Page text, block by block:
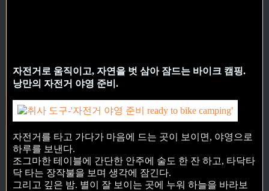
자전거로 움직이고, 자연을 벗 삼아 잠드는 바이크 캠핑.
낭만의 자전거 야영 준비.
자전거를 타고 가다가 마음에 드는 곳이 보이면, 야영으로
하루를 보낸다.
조그마한 테이블에 간단한 안주에 술도 한 잔 하고, 타닥타
닥 타는 장작불을 보며 생각에 잠긴다.
그리고 깊은 밤. 별이 잘 보이는 곳에 누워 하늘을 바라보